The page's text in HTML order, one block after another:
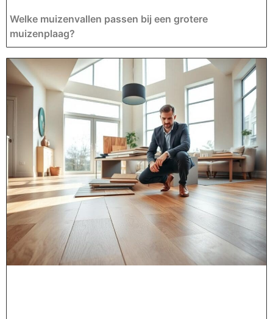
Welke muizenvallen passen bij een grotere
muizenplaag?